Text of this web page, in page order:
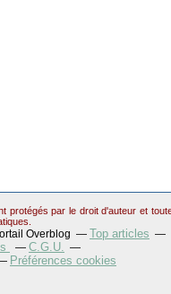
par le droit d'auteur et
Overblog
Top articles
C.G.U.
Préférences cookies